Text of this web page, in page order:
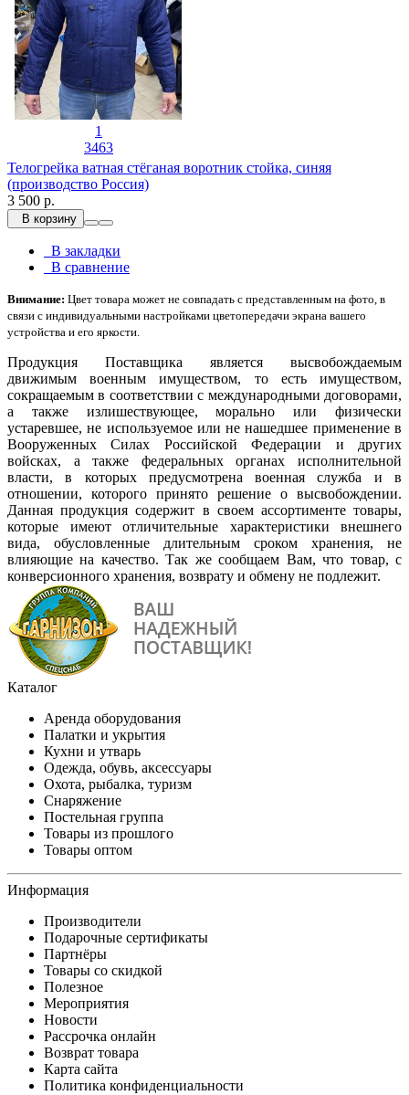
1
3463
Телогрейка ватная стёганая воротник стойка, синяя
(производство Россия)
3 500 р.
В корзину
В закладки
В сравнение
Внимание: Цвет товара может не совпадать с представленным на фото, в
связи с индивидуальными настройками цветопередачи экрана вашего
устройства и его яркости.
Продукция Поставщика является высвобождаемым
движимым военным имуществом, то есть имуществом,
сокращаемым в соответствии с международными договорами,
а также излишествующее, морально или физически
устаревшее, не используемое или не нашедшее применение в
Вооруженных Силах Российской Федерации и других
войсках, а также федеральных органах исполнительной
власти, в которых предусмотрена военная служба и в
отношении, которого принято решение о высвобождении.
Данная продукция содержит в своем ассортименте товары,
которые имеют отличительные характеристики внешнего
вида, обусловленные длительным сроком хранения, не
влияющие на качество. Так же сообщаем Вам, что товар, с
конверсионного хранения, возврату и обмену не подлежит.
Каталог
Аренда оборудования
Палатки и укрытия
Кухни и утварь
Одежда, обувь, аксессуары
Охота, рыбалка, туризм
Снаряжение
Постельная группа
Товары из прошлого
Товары оптом
Информация
Производители
Подарочные сертификаты
Партнёры
Товары со скидкой
Полезное
Мероприятия
Новости
Рассрочка онлайн
Возврат товара
Карта сайта
Политика конфиденциальности